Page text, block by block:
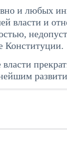
и любых
власти и
Конституции.